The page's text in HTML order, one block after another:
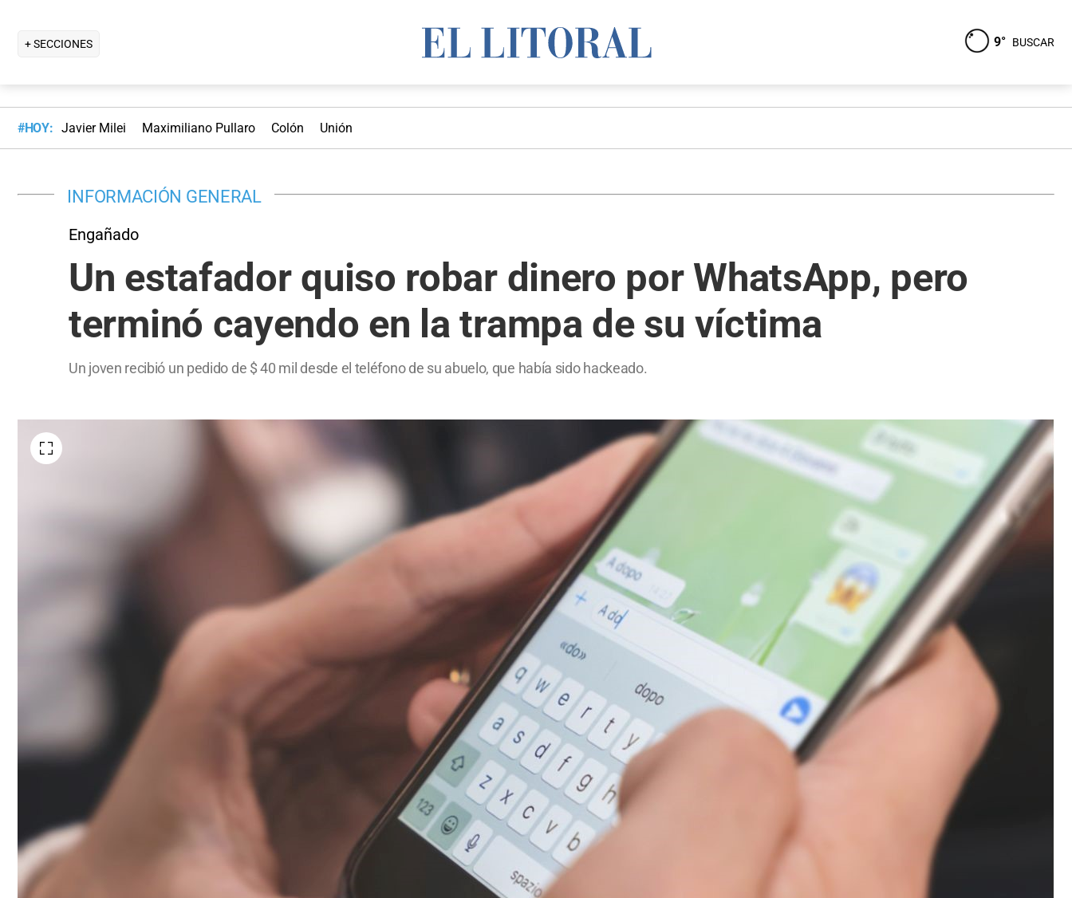
+ SECCIONES 9° BUSCAR
#HOY: Javier Milei Maximiliano Pullaro Colón Unión
INFORMACIÓN GENERAL
Engañado
Un estafador quiso robar dinero por WhatsApp, pero
terminó cayendo en la trampa de su víctima
Un joven recibió un pedido de $ 40 mil desde el teléfono de su abuelo, que había sido hackeado.